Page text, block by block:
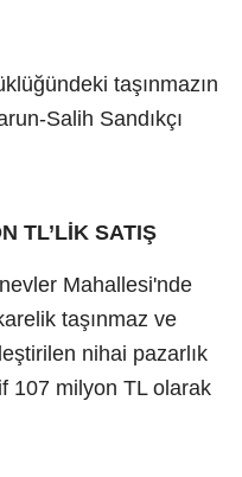
taşınmazın
Salih Sandıkçı
TL’LİK SATIŞ
Mahallesi'nde
taşınmaz ve
nihai pazarlık
107 milyon TL olarak